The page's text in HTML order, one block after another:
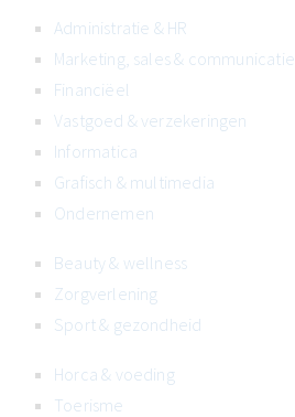
Administratie & HR
Marketing, sales & communicatie
Financiëel
Vastgoed & verzekeringen
Informatica
Grafisch & multimedia
Ondernemen
Beauty & wellness
Zorgverlening
Sport & gezondheid
Horca & voeding
Toerisme